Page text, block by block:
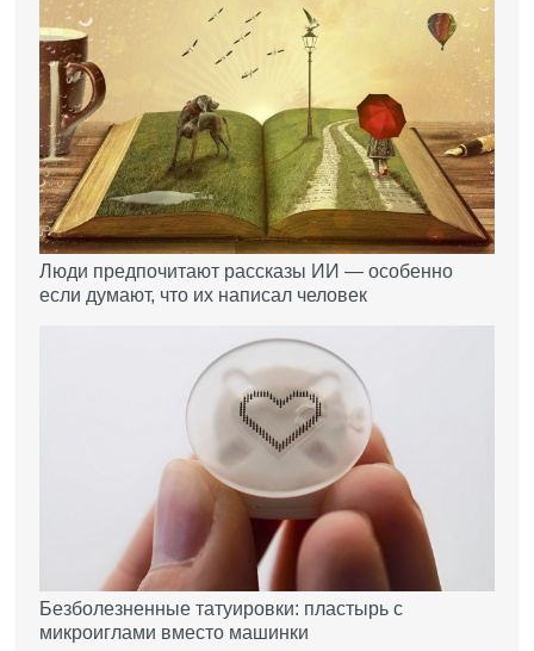
Люди предпочитают рассказы ИИ — особенно
если думают, что их написал человек
Безболезненные татуировки: пластырь с
микроиглами вместо машинки